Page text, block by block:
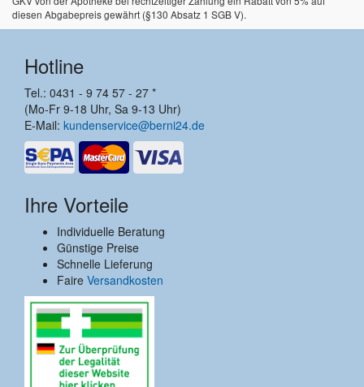
diesen Abgabepreis gewährt (§130 Absatz 1 SGB V).
Hotline
Tel.: 0431 - 9 74 57 - 27 *
(Mo-Fr 9-18 Uhr, Sa 9-13 Uhr)
E-Mail: kundenservice@berni24.de
Ihre Vorteile
Individuelle Beratung
Günstige Preise
Schnelle Lieferung
Faire Versandkosten